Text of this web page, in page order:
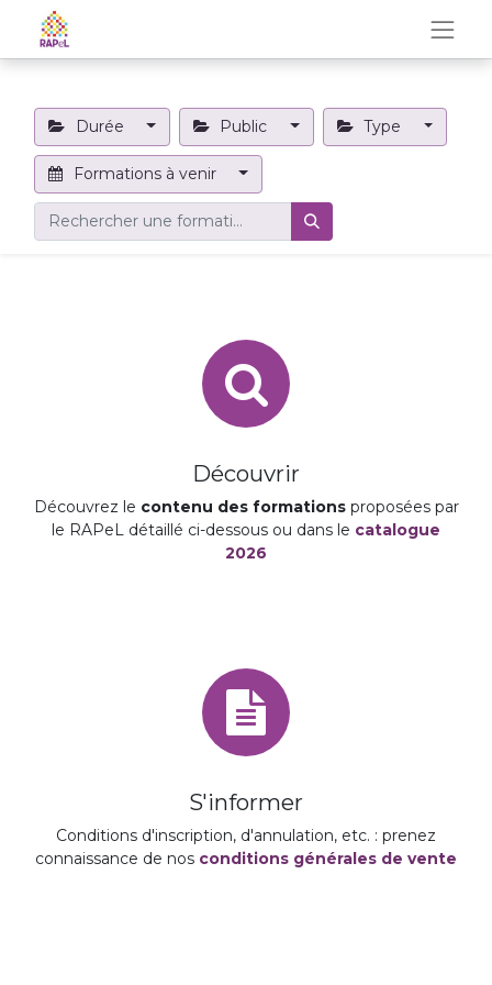
Durée Public Type
Formations à venir
Découvrir
Découvrez le contenu des formationsproposées par
le RAPeL détaillé ci-dessous ou dans le catalogue
2026
S'informer
Conditions d'inscription, d'annulation, etc. : prenez
connaissance de nos conditions générales de vente